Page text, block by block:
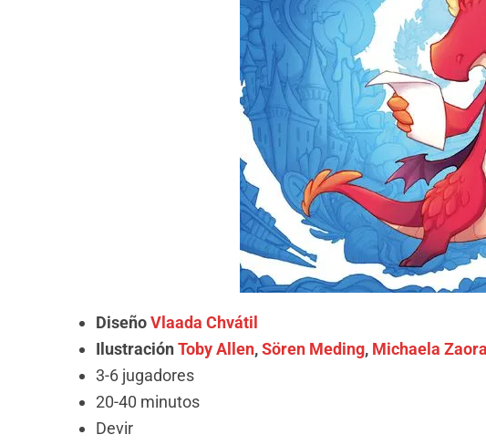
DiseñoVlaada Chvátil
IlustraciónToby Allen,Sören Meding, Michaela
3-6 jugadores
20-40 minutos
Devir